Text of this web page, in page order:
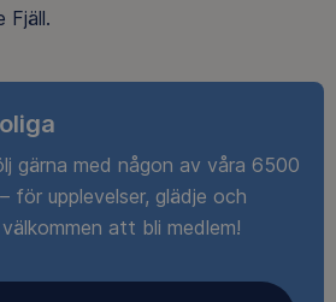
Fjäll.
gärna med någon av våra 6500
för upplevelser, glädje och
att bli medlem!